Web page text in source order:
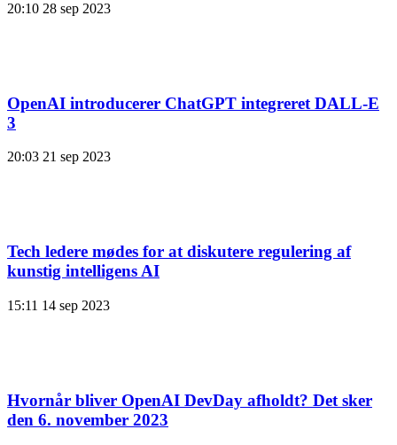
20:10 28 sep 2023
OpenAI introducerer ChatGPT integreret DALL-E
3
20:03 21 sep 2023
Tech ledere mødes for at diskutere regulering af
kunstig intelligens AI
15:11 14 sep 2023
Hvornår bliver OpenAI DevDay afholdt? Det sker
den 6. november 2023